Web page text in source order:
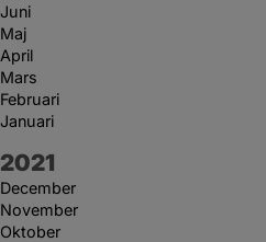
Juni
Maj
April
Mars
Februari
Januari
År:
2021
December
November
Oktober